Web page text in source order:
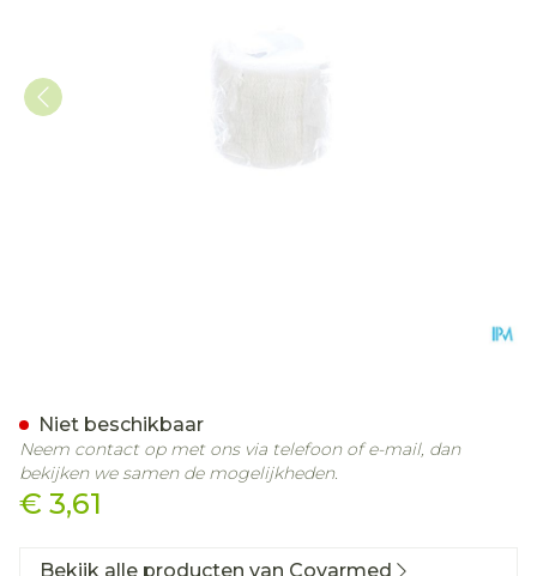
€ 3,61
Niet beschikbaar
Neem contact op met ons via telefoon of e-mail, dan
bekijken we samen de mogelijkheden.
Bekijk alle producten van Covarmed